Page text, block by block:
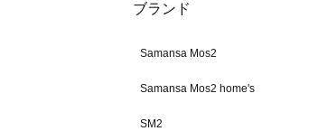
ブランド
Samansa Mos2
Samansa Mos2 home's
SM2